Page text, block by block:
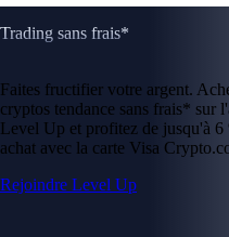
Trading sans frais*
Faites fructifier votre argent.
cryptos tendance sans frais*
Level Up et profitez de jusqu'à 6
achat avec la carte Visa
Rejoindre Level Up